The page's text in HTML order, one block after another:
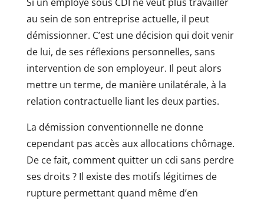
au sein de son entreprise actuelle, il peut
démissionner. C’est une décision qui doit venir
de lui, de ses réflexions personnelles, sans
intervention de son employeur. Il peut alors
mettre un terme, de manière unilatérale, à la
relation contractuelle liant les deux parties.
La démission conventionnelle ne donne
cependant pas accès aux allocations chômage.
De ce fait, comment quitter un cdi sans perdre
ses droits ? Il existe des motifs légitimes de
rupture permettant quand même d’en